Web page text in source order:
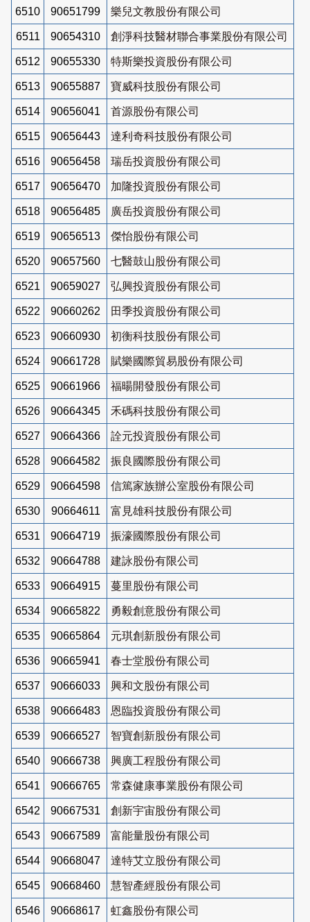
6510 90651799 樂兒文教股份有限公司
6511 90654310 創淨科技醫材聯合事業股份有限公司
6512 90655330 特斯樂投資股份有限公司
6513 90655887 寶威科技股份有限公司
6514 90656041 首源股份有限公司
6515 90656443 達利奇科技股份有限公司
6516 90656458 瑞岳投資股份有限公司
6517 90656470 加隆投資股份有限公司
6518 90656485 廣岳投資股份有限公司
6519 90656513 傑怡股份有限公司
6520 90657560 七醫鼓山股份有限公司
6521 90659027 弘興投資股份有限公司
6522 90660262 田季投資股份有限公司
6523 90660930 初衡科技股份有限公司
6524 90661728 賦樂國際貿易股份有限公司
6525 90661966 福暘開發股份有限公司
6526 90664345 禾碼科技股份有限公司
6527 90664366 詮元投資股份有限公司
6528 90664582 振良國際股份有限公司
6529 90664598 信篤家族辦公室股份有限公司
6530 90664611 富見雄科技股份有限公司
6531 90664719 振濠國際股份有限公司
6532 90664788 建詠股份有限公司
6533 90664915 蔓里股份有限公司
6534 90665822 勇毅創意股份有限公司
6535 90665864 元琪創新股份有限公司
6536 90665941 春士堂股份有限公司
6537 90666033 興和文股份有限公司
6538 90666483 恩臨投資股份有限公司
6539 90666527 智寶創新股份有限公司
6540 90666738 興廣工程股份有限公司
6541 90666765 常森健康事業股份有限公司
6542 90667531 創新宇宙股份有限公司
6543 90667589 富能量股份有限公司
6544 90668047 達特艾立股份有限公司
6545 90668460 慧智產經股份有限公司
6546 90668617 虹鑫股份有限公司